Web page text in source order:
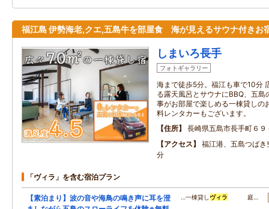
福江島 伊勢海老,クエ,五島牛を部屋食 海が見えるサウナ付きお
しまいろ長手
フォトギャラリー
海まで徒歩5分。福江も車で10分
る露天風呂とサウナにBBQ、五
事がお部屋で楽しめる一棟貸しの
料レンタカーもございます。
住所
長崎県五島市長手町６９
アクセス
福江港、五島つば
分
「ヴィラ」を含む宿泊プラン
【素泊まり】波の音や海鳥の鳴き声に耳を澄
…一棟貸し ヴィラ 庭…